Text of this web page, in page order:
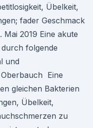
Übelkeit,
fader Geschmack
2019 Eine akute
folgende
und
Eine
gleichen Bakterien
Übelkeit,
zu